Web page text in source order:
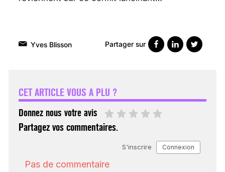
Yves Blisson Partager sur
CET ARTICLE VOUS A PLU ?
Donnez nous votre avis
Partagez vos commentaires.